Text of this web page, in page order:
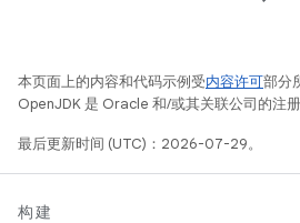
本页面上的内容和代码示例受内容许可部分
OpenJDK 是 Oracle 和/或其关联公司的注册
最后更新时间 (UTC)：2026-07-29。
构建